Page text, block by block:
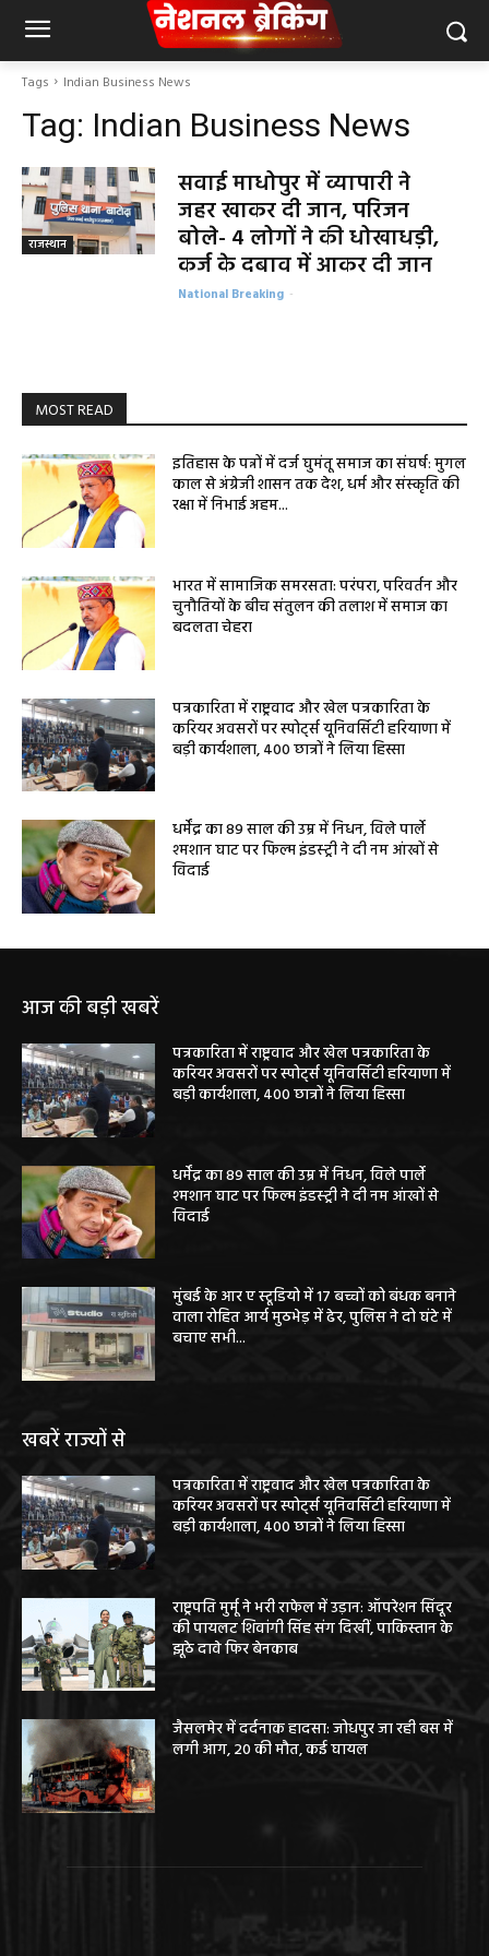
Tags Indian Business News
Tag: Indian Business News
राजस्थान
सवाई माधोपुर में व्यापारी ने
जहर खाकर दी जान, परिजन
बोले- 4 लोगों ने की धोखाधड़ी,
कर्ज के दबाव में आकर दी जान
National Breaking -
MOST READ
इतिहास के पन्नों में दर्ज घुमंतू समाज का संघर्ष: मुगल
काल से अंग्रेजी शासन तक देश, धर्म और संस्कृति की
रक्षा में निभाई अहम...
भारत में सामाजिक समरसता: परंपरा, परिवर्तन और
चुनौतियों के बीच संतुलन की तलाश में समाज का
बदलता चेहरा
पत्रकारिता में राष्ट्रवाद और खेल पत्रकारिता के
करियर अवसरों पर स्पोर्ट्स यूनिवर्सिटी हरियाणा में
बड़ी कार्यशाला, 400 छात्रों ने लिया हिस्सा
धर्मेंद्र का 89 साल की उम्र में निधन, विले पार्ले
श्मशान घाट पर फिल्म इंडस्ट्री ने दी नम आंखों से
विदाई
आज की बड़ी खबरें
पत्रकारिता में राष्ट्रवाद और खेल पत्रकारिता के
करियर अवसरों पर स्पोर्ट्स यूनिवर्सिटी हरियाणा में
बड़ी कार्यशाला, 400 छात्रों ने लिया हिस्सा
धर्मेंद्र का 89 साल की उम्र में निधन, विले पार्ले
श्मशान घाट पर फिल्म इंडस्ट्री ने दी नम आंखों से
विदाई
मुंबई के आर ए स्टूडियो में 17 बच्चों को बंधक बनाने
वाला रोहित आर्य मुठभेड़ में ढेर, पुलिस ने दो घंटे में
बचाए सभी...
खबरें राज्यों से
पत्रकारिता में राष्ट्रवाद और खेल पत्रकारिता के
करियर अवसरों पर स्पोर्ट्स यूनिवर्सिटी हरियाणा में
बड़ी कार्यशाला, 400 छात्रों ने लिया हिस्सा
राष्ट्रपति मुर्मू ने भरी राफेल में उड़ान: ऑपरेशन सिंदूर
की पायलट शिवांगी सिंह संग दिखीं, पाकिस्तान के
झूठे दावे फिर बेनकाब
जैसलमेर में दर्दनाक हादसा: जोधपुर जा रही बस में
लगी आग, 20 की मौत, कई घायल